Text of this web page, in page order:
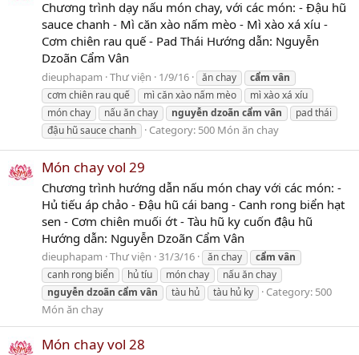
Chương trình dạy nấu món chay, với các món: - Đậu hũ
sauce chanh - Mì căn xào nấm mèo - Mì xào xá xíu -
Cơm chiên rau quế - Pad Thái Hướng dẫn: Nguyễn
Dzoãn Cẩm Vân
dieuphapam Thư viện 1/9/16 ăn chay cẩm vân
cơm chiên rau quế
mì căn xào nấm mèo
mì xào xá xíu
món chay
nấu ăn chay nguyễn dzoãn cẩm vân
pad thái
đậu hũ sauce chanh
Category: 500 Món ăn chay
Món chay vol 29
Chương trình hướng dẫn nấu món chay với các món: -
Hủ tiếu áp chảo - Đậu hũ cái bang - Canh rong biển hạt
sen - Cơm chiên muối ớt - Tàu hũ ky cuốn đậu hũ
Hướng dẫn: Nguyễn Dzoãn Cẩm Vân
dieuphapam Thư viện 31/3/16 ăn chay cẩm vân
canh rong biển
hủ tíu món chay
nấu ăn chay
nguyễn dzoãn cẩm vân tàu hủ tàu hủ ky Category: 500
Món ăn chay
Món chay vol 28